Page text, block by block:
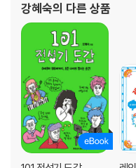
『저승 차차차
강혜숙의 다른 상품